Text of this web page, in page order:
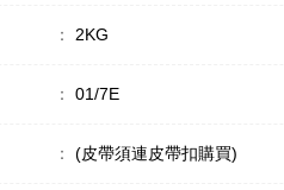
： 2KG
： 01/7E
： (皮帶須連皮帶扣購買)